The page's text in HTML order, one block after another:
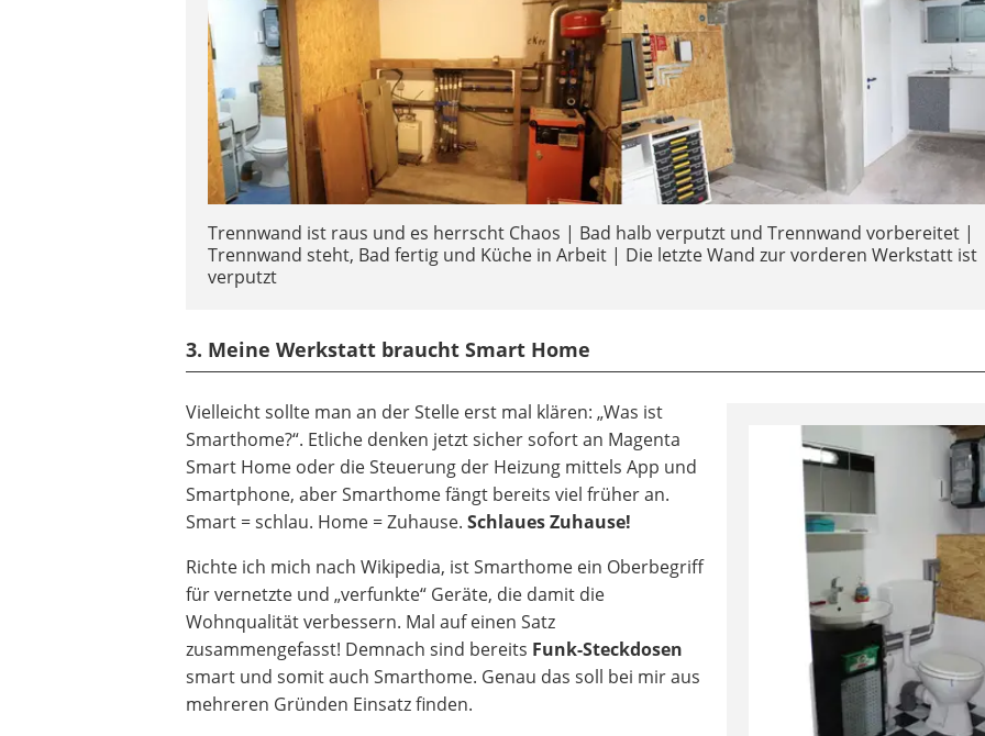
Trennwand ist raus und es herrscht Chaos | Bad halb verputzt und Trennwand vorbereitet |
Trennwand steht, Bad fertig und Küche in Arbeit | Die letzte Wand zur vorderen Werkstatt ist
verputzt
3. Meine Werkstatt braucht Smart Home
Vielleicht sollte man an der Stelle erst mal klären: „Was ist
Smarthome?“. Etliche denken jetzt sicher sofort an Magenta
Smart Home oder die Steuerung der Heizung mittels App und
Smartphone, aber Smarthome fängt bereits viel früher an.
Smart = schlau. Home = Zuhause.Schlaues Zuhause!
Richte ich mich nach Wikipedia, ist Smarthome ein Oberbegriff
für vernetzte und „verfunkte“ Geräte, die damit die
Wohnqualität verbessern. Mal auf einen Satz
zusammengefasst! Demnach sind bereits Funk-Steckdosen
smart und somit auch Smarthome. Genau das soll bei mir aus
mehreren Gründen Einsatz finden.